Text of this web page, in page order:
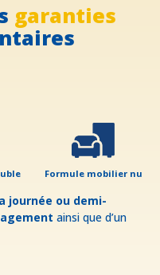
garanties
Formule mobilier nu
journée ou demi-
ainsi que d’un